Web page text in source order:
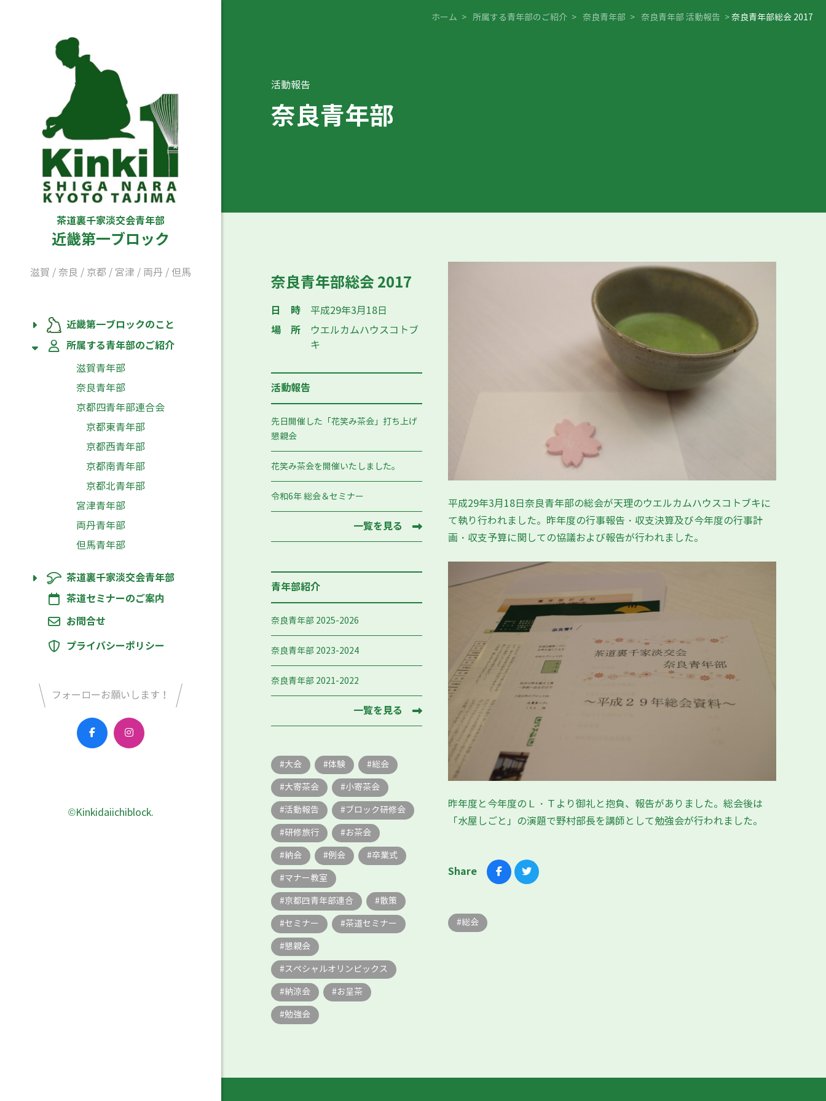
茶道裏千家淡交会青年部
近畿第一ブロック
滋賀 / 奈良 / 京都 / 宮津 / 両丹 / 但馬
近畿第一ブロックのこと
所属する青年部のご紹介
滋賀青年部
奈良青年部
京都四青年部連合会
京都東青年部
京都西青年部
京都南青年部
京都北青年部
宮津青年部
両丹青年部
但馬青年部
茶道裏千家淡交会青年部
茶道セミナーのご案内
お問合せ
プライバシーポリシー
フォーローお願いします！
©Kinkidaiichiblock.
ホーム > 所属する青年部のご紹介 > 奈良青年部 > 奈良青年部 活動報告 >奈良青年部総会 2017
活動報告
奈良青年部
奈良青年部総会 2017
日時 平成29年3月18日
場所
ウエルカムハウスコトブ
キ
活動報告
先日開催した「花笑み茶会」打ち上げ
懇親会
花笑み茶会を開催いたしました。
令和6年 総会＆セミナー
一覧を見る
青年部紹介
奈良青年部 2025-2026
奈良青年部 2023-2024
奈良青年部 2021-2022
一覧を見る
大会 体験 総会
大寄茶会 小寄茶会
活動報告 ブロック研修会
研修旅行 お茶会
納会 例会 卒業式
マナー教室
京都四青年部連合 散策
セミナー 茶道セミナー
懇親会
スペシャルオリンピックス
納涼会 お呈茶
勉強会
平成29年3月18日奈良青年部の総会が天理のウエルカムハウスコトブキに
て執り行われました。昨年度の行事報告・収支決算及び今年度の行事計
画・収支予算に関しての協議および報告が行われました。
昨年度と今年度のＬ・Ｔより御礼と抱負、報告がありました。総会後は
「水屋しごと」の演題で野村部長を講師として勉強会が行われました。
Share
総会